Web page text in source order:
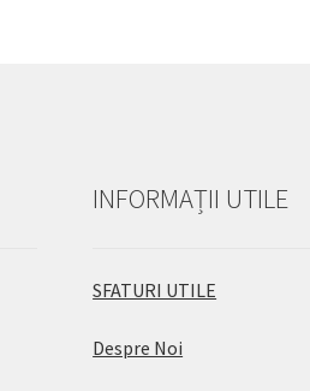
INFORMAȚII UTILE
SFATURI UTILE
Despre Noi